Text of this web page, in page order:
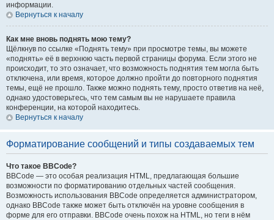
информации.
Вернуться к началу
Как мне вновь поднять мою тему?
Щёлкнув по ссылке «Поднять тему» при просмотре темы, вы можете
«поднять» её в верхнюю часть первой страницы форума. Если этого не
происходит, то это означает, что возможность поднятия тем могла быть
отключена, или время, которое должно пройти до повторного поднятия
темы, ещё не прошло. Также можно поднять тему, просто ответив на неё,
однако удостоверьтесь, что тем самым вы не нарушаете правила
конференции, на которой находитесь.
Вернуться к началу
Форматирование сообщений и типы создаваемых тем
Что такое BBCode?
BBCode — это особая реализация HTML, предлагающая большие
возможности по форматированию отдельных частей сообщения.
Возможность использования BBCode определяется администратором,
однако BBCode также может быть отключён на уровне сообщения в
форме для его отправки. BBCode очень похож на HTML, но теги в нём